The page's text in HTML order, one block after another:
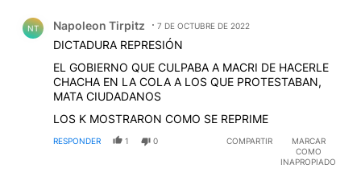
NT Napoleon Tirpitz 7 DE OCTUBRE DE 2022
DICTADURA REPRESIÓN
EL GOBIERNO QUE CULPABA A MACRI DE HACERLE
CHACHA EN LA COLA A LOS QUE PROTESTABAN,
MATA CIUDADANOS
LOS K MOSTRARON COMO SE REPRIME
RESPONDER 1 0 COMPARTIR
MARCAR
COMO
INAPROPIADO